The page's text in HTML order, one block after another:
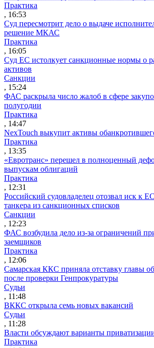
Практика
, 16:53
Суд пересмотрит дело о выдаче
решение МКАС
Практика
, 16:05
Суд ЕС истолкует санкционные нормы о
активов
Санкции
, 15:24
ФАС раскрыла число жалоб в сфере
полугодии
Практика
, 14:47
NexTouch выкупит активы
Практика
, 13:35
«Евротранс» перешел в полноценный
выпускам облигаций
Практика
, 12:31
Российский судовладелец отозвал иск к
танкера из санкционных списков
Санкции
, 12:23
ФАС возбудила дело из-за ограничений
заемщиков
Практика
, 12:06
Самарская ККС приняла отставку главы
после проверки Генпрокуратуры
Судьи
, 11:48
ВККС открыла семь новых вакансий
Судьи
, 11:28
Власти обсуждают варианты
Практика